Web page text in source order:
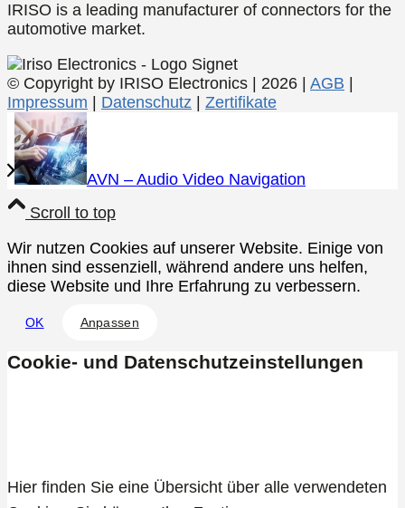
IRISO is a leading manufacturer of connectors for the
automotive market.
© Copyright by IRISO Electronics | 2026 | AGB
Impressum
Datenschutz Zertifikate
AVN – Audio Video Navigation
Scroll to top
Wir nutzen Cookies auf unserer Website. Einige von
ihnen sind essenziell, während andere uns helfen,
diese Website und Ihre Erfahrung zu verbessern.
OK Anpassen
Cookie- und Datenschutzeinstellungen
Hier finden Sie eine Übersicht über alle verwendeten